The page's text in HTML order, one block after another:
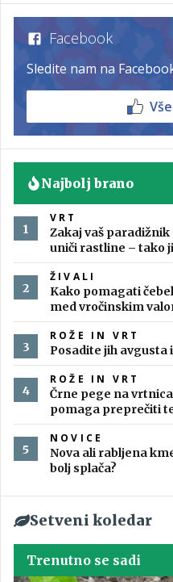
Facebook
Sledite nam na
Najbolj brano
VRT
Zakaj vaš
uniči rastline – tako
ŽIVALI
Kako pomagati
med vročinskim
ROŽE IN VRT
Posadite jih avgusta
ROŽE IN VRT
Črne pege na
pomaga preprečiti
NOVICE
Nova ali rabljena
bolj splača?
Setveni koledar
Trenutno se sadi